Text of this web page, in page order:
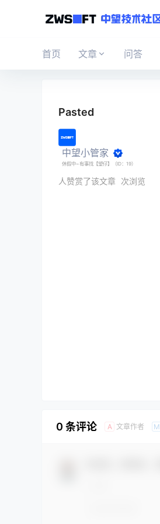
首页 文章 问答
Pasted
中望小管家
休假中~有事找【望仔】（ID：19）
人赞赏了该文章 次浏览
0 条评论 A 文章作者 M